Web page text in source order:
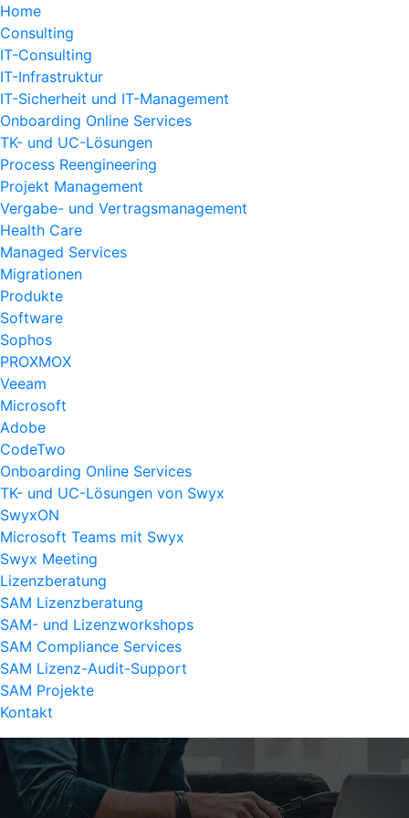
Home
Consulting
IT-Consulting
IT-Infrastruktur
IT-Sicherheit und IT-Management
Onboarding Online Services
TK- und UC-Lösungen
Process Reengineering
Projekt Management
Vergabe- und Vertragsmanagement
Health Care
Managed Services
Migrationen
Produkte
Software
Sophos
PROXMOX
Veeam
Microsoft
Adobe
CodeTwo
Onboarding Online Services
TK- und UC-Lösungen von Swyx
SwyxON
Microsoft Teams mit Swyx
Swyx Meeting
Lizenzberatung
SAM Lizenzberatung
SAM- und Lizenzworkshops
SAM Compliance Services
SAM Lizenz-Audit-Support
SAM Projekte
Kontakt